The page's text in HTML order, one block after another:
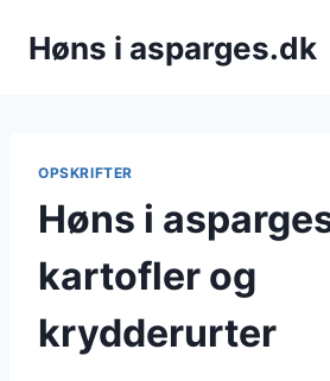
Høns i asparges.dk
OPSKRIFTER
Høns i
kartofler og
krydderurter